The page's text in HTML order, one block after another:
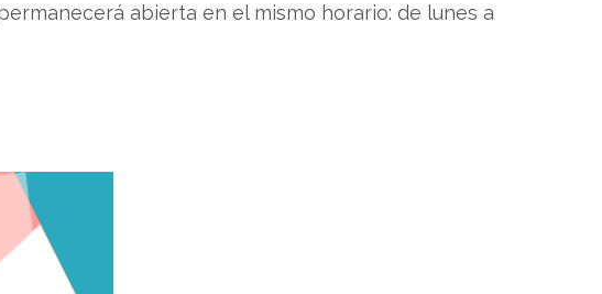
abierta en el mismo horario: de lunes a